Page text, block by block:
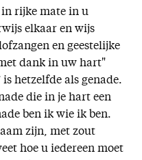
rijke mate in u
elkaar en wijs
en geestelijke
dank in uw hart"
is hetzelfde als genade.
die in je hart een
ben ik wie ik ben.
zijn, met zout
hoe u iedereen moet